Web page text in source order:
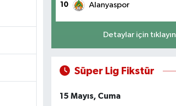
10 Alanyaspor
Detaylar için tıklayın
Süper Lig Fikstür
15 Mayıs, Cuma